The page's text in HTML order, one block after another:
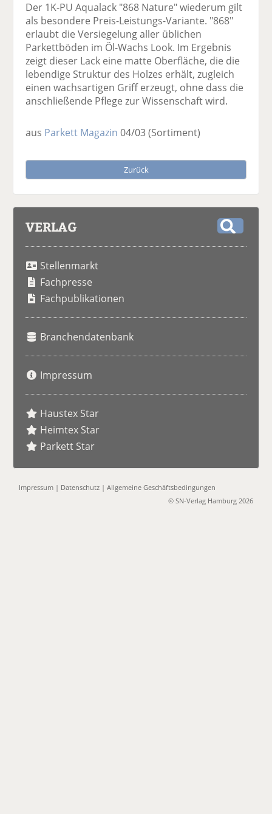
Der 1K-PU Aqualack "868 Nature" wiederum gilt
als besondere Preis-Leistungs-Variante. "868"
erlaubt die Versiegelung aller üblichen
Parkettböden im Öl-Wachs Look. Im Ergebnis
zeigt dieser Lack eine matte Oberfläche, die die
lebendige Struktur des Holzes erhält, zugleich
einen wachsartigen Griff erzeugt, ohne dass die
anschließende Pflege zur Wissenschaft wird.
aus Parkett Magazin 04/03(Sortiment)
Zurück
VERLAG
Stellenmarkt
Fachpresse
Fachpublikationen
Branchendatenbank
Impressum
Haustex Star
Heimtex Star
Parkett Star
Impressum | Datenschutz |Allgemeine Geschäftsbedingungen
© SN-Verlag Hamburg 2026